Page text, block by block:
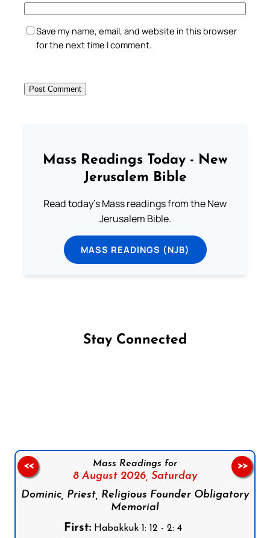
Save my name, email, and website in this browser
for the next time I comment.
Mass Readings Today - New
Jerusalem Bible
Read today's Mass readings from the New
Jerusalem Bible.
MASS READINGS (NJB)
Stay Connected
Mass Readings for
8 August 2026, Saturday
Dominic, Priest, Religious Founder Obligatory
Memorial
First:Habakkuk 1: 12 - 2: 4
<< >>